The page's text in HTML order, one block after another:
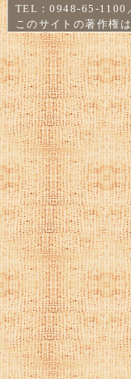
TEL：0948-65-
このサイトの著作権